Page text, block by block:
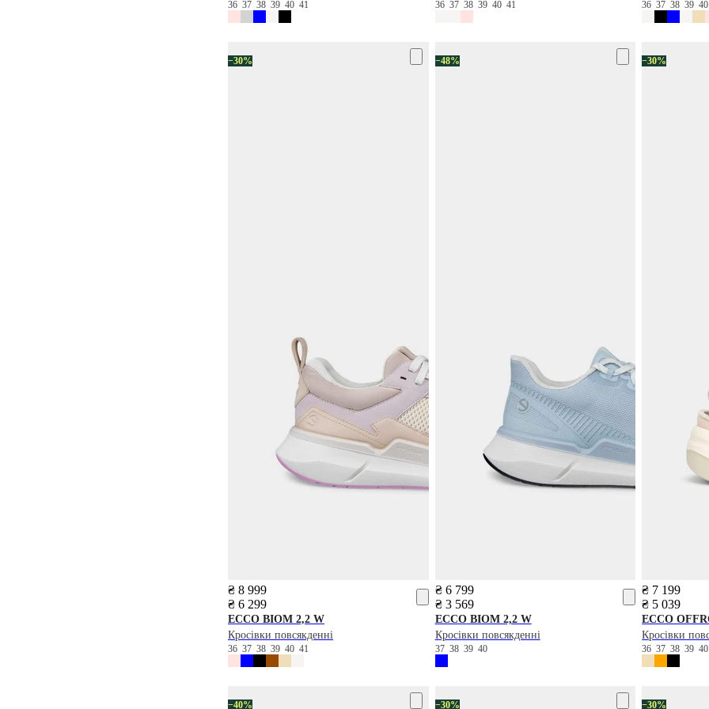
36 37 38 39 40 41 36 37 38 39 40 41 36373839
−30%
₴ 8 999
₴ 6 299
ECCO BIOM 2,2 W
Кросівки повсякденні
36 37 38 39 40 41
−48%
₴ 6 799
₴ 3 569
ECCOBIOM 2,2 W
Кросівки повсякденні
37 38 39 40
−30%
₴ 7 199
₴ 5 039
ECCO
Кросівки
36373839
−40% −30% −30%